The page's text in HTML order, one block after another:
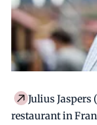
Julius Jaspers
restaurant in